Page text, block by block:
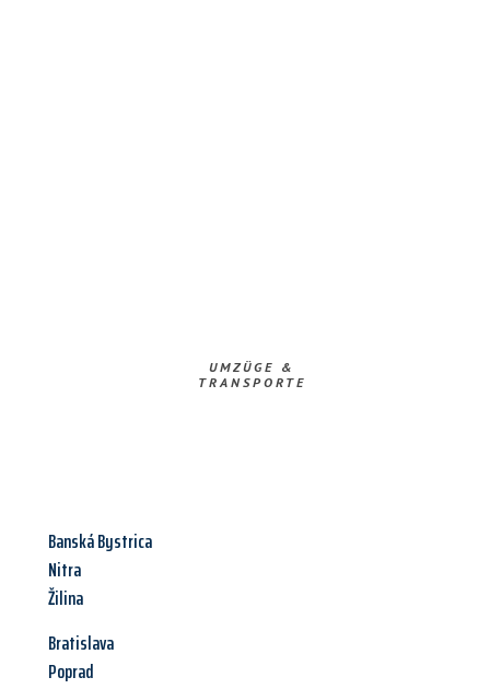
UMZÜGE &
TRANSPORTE
Banská Bystrica
Nitra
Žilina
Bratislava
Poprad